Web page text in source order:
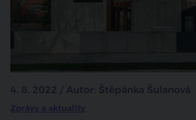
4. 8. 2022 / Autor: Štěpánka Šulanová
Zprávy a aktuality